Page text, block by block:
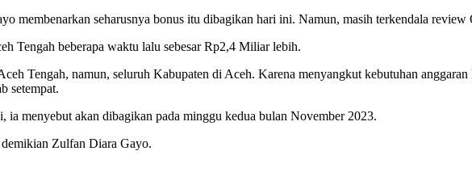
membenarkan seharusnya bonus itu dibagikan hari ini. Namun, masih terkendala
Tengah beberapa waktu lalu sebesar Rp2,4 Miliar lebih.
Tengah, namun, seluruh Kabupaten di Aceh. Karena menyangkut kebutuhan
setempat.
ia menyebut akan dibagikan pada minggu kedua bulan November 2023.
Zulfan Diara Gayo.